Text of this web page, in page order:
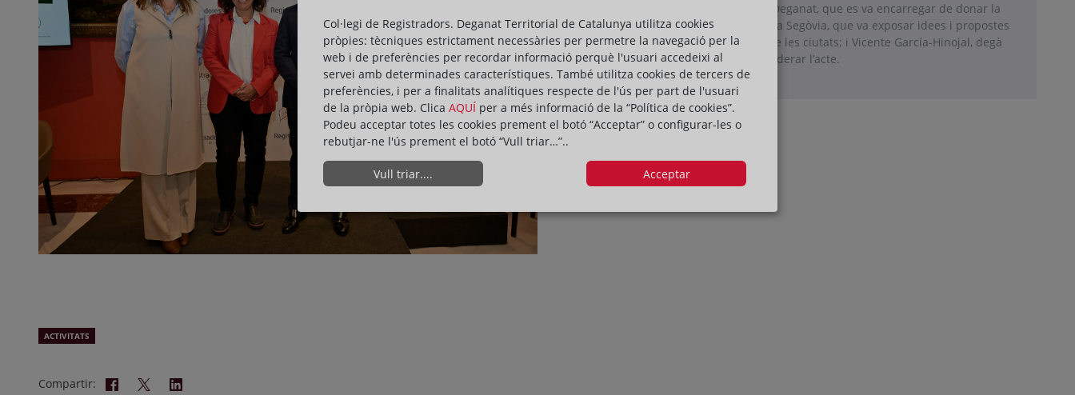
ACTIVITATS
Compartir:
Corporativa i Relacions Institucionals del Deganat, que es va encarregar de donar la
benvinguda als assistents a l'acte; Susanna Segòvia, que va exposar idees i propostes
entorn del desenvolupament sostenible de les ciutats; i Vicente García-Hinojal, degà
dels registradors de Catalunya, que va moderar l’acte.
Col·legi de Registradors. Deganat Territorial de Catalunya utilitza cookies
pròpies: tècniques estrictament necessàries per permetre la navegació per la
web i de preferències per recordar informació perquè l'usuari accedeixi al
servei amb determinades característiques. També utilitza cookies de tercers de
preferències, i per a finalitats analítiques respecte de l'ús per part de l'usuari
de la pròpia web. Clica AQUÍ per a més informació de la “Política de cookies”.
Podeu acceptar totes les cookies prement el botó “Acceptar” o configurar-les o
rebutjar-ne l'ús prement el botó “Vull triar…”..
Vull triar.... Acceptar